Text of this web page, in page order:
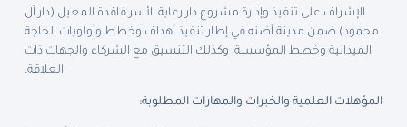
الإشراف على تنفيذ وإدارة مشروع دار رعاية الأسر فاقدة المعيل (دار آل
محمود) ضمن مدينة أضنه في إطار تنفيذ أهداف وخطط وأولويات الحاجة
الميدانية وخطط المؤسسة، وكذلك التنسيق مع الشركاء والجهات ذات
العلاقة.
المؤهلات العلمية والخبرات والمهارات المطلوبة: